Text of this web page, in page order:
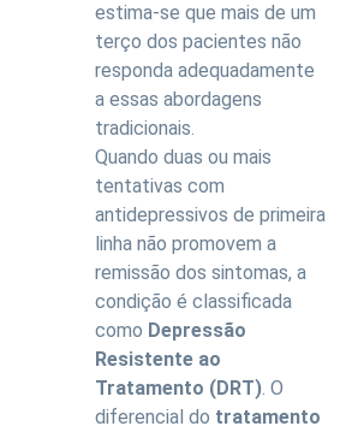
estima-se que mais de um
terço dos pacientes não
responda adequadamente
a essas abordagens
tradicionais.
Quando duas ou mais
tentativas com
antidepressivos de primeira
linha não promovem a
remissão dos sintomas, a
condição é classificada
como Depressão
Resistente ao
Tratamento (DRT). O
diferencial do tratamento